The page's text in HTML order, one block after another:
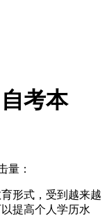
考本
量：
形式，受到越来越
提高个人学历水